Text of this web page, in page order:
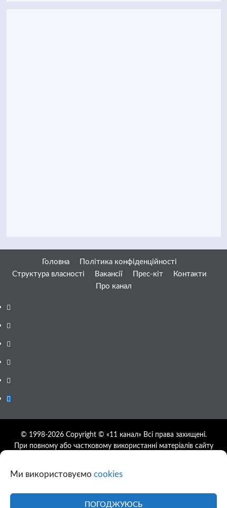
Ми використовуємо cookies
ПОГОДЖУЮСЬ
Головна
Політика конфіденційності
Структура власності
Вакансії Прес-кіт
Контакти
Про канал
Facebook
YouTube
Telegram
Instagram
Twitter
Google
© 1998-2026 Copyright © «11 канал» Всі права захищені.
При повному або частковому використанні матеріалів сайту
дозволяється за умови посилання на джерело та прямого